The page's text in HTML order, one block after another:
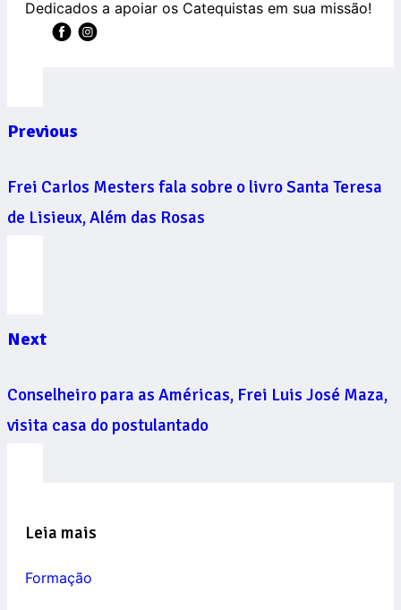
Dedicados a apoiar os Catequistas em sua missão!
Previous
Frei Carlos Mesters fala sobre o livro Santa Teresa
de Lisieux, Além das Rosas
Next
Conselheiro para as Américas, Frei Luis José Maza,
visita casa do postulantado
Leia mais
Formação